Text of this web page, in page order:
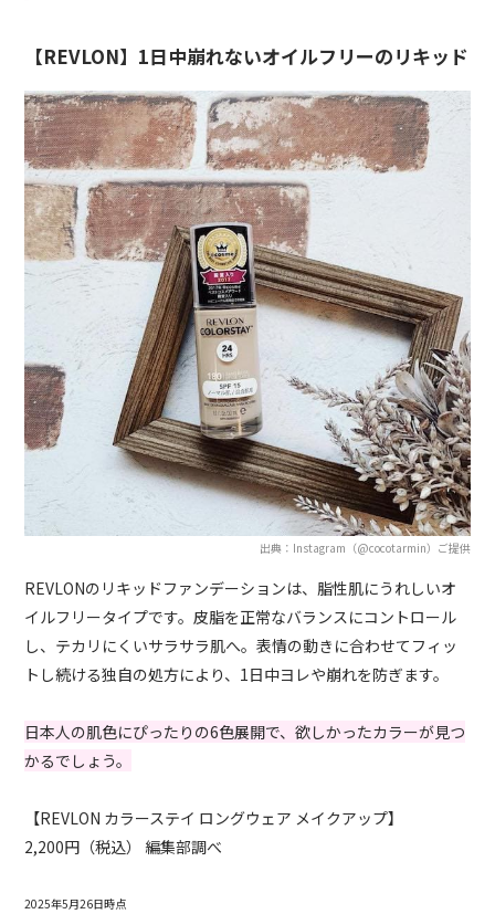
【REVLON】1日中崩れないオイルフリーのリキッド
出典：Instagram（@cocotarmin）ご提供
REVLONのリキッドファンデーションは、脂性肌にうれしいオ
イルフリータイプです。皮脂を正常なバランスにコントロール
し、テカリにくいサラサラ肌へ。表情の動きに合わせてフィッ
トし続ける独自の処方により、1日中ヨレや崩れを防ぎます。
日本人の肌色にぴったりの6色展開で、欲しかったカラーが見つ
かるでしょう。
【REVLON カラーステイ ロングウェア メイクアップ】
2,200円（税込） 編集部調べ
2025年5月26日時点